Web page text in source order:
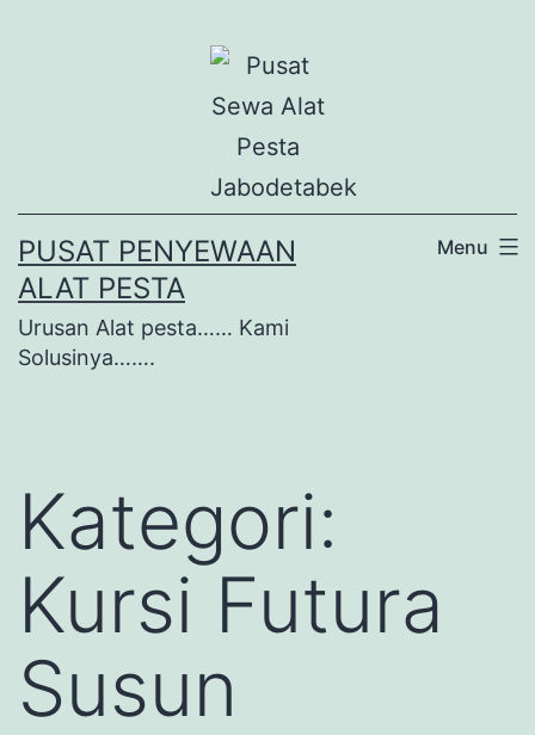
PUSAT PENYEWAAN
ALAT PESTA
Urusan Alat pesta…… Kami
Solusinya…….
Menu
Kategori:
Kursi Futura
Susun